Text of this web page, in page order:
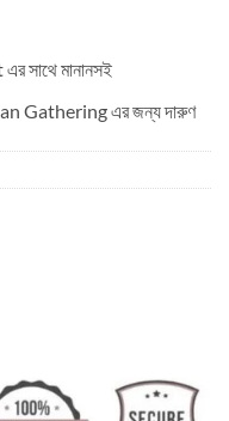
সাথে মানানসই
Gathering এর জন্য দারুণ